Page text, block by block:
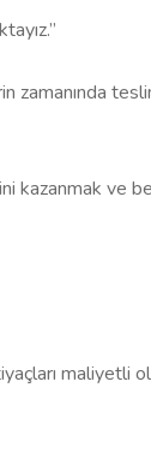
zamanında
kazanmak ve
maliyetli